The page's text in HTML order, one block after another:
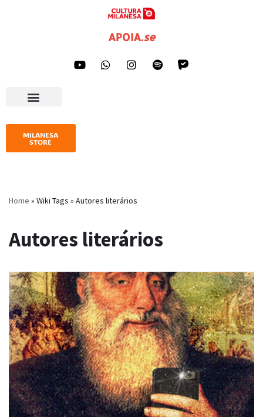
APOIA.se
MILANESA
STORE
Home » Wiki Tags » Autores literários
Autores literários